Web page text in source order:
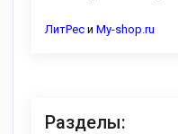
ЛитРес и My-shop.ru
Разделы: